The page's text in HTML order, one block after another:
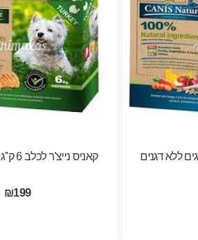
קאניס נייצ'ר לכלב 6 ק''ג הודו ללא דגנים
₪199